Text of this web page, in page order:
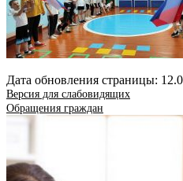
Дата обновления страницы:
Версия для слабовидящих
Обращения граждан